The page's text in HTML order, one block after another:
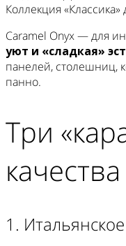
Коллекция
Caramel Onyx — для
уют и «сладкая»
панелей, столешниц,
панно.
Три
1.